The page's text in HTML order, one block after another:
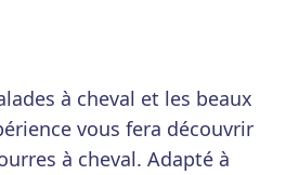
à cheval et les beaux
vous fera découvrir
à cheval. Adapté à